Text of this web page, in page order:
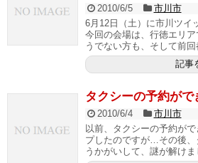
2010/6/5
市川市
6月12日（土）に市川ツイ
今回の会場は、行徳エリ
うでない方も、そして前
記事
タクシーの予約がで
2010/6/4
市川市
以前、タクシーの予約が
プしたのですが…その後、
うかがいして、謎が解け